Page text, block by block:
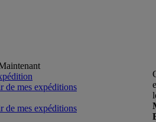
de mes expéditions
de mes expéditions